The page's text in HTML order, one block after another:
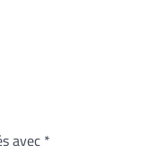
avec *